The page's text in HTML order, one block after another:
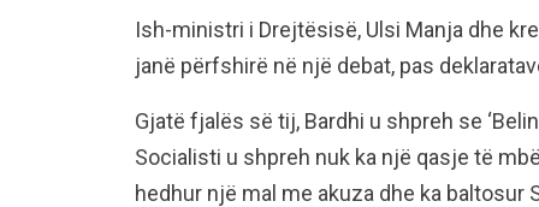
Ish-ministri i Drejtësisë, Ulsi Manja dhe
janë përfshirë në një debat, pas
Gjatë fjalës së tij, Bardhi u shpreh se
Socialisti u shpreh nuk ka një qasje të
hedhur një mal me akuza dhe ka baltosur